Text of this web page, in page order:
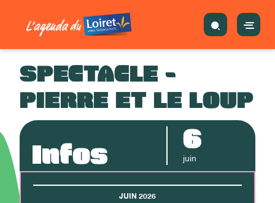
SPECTACLE -
PIERRE ET LE LOUP
Infos 6
juin
JUIN 2026